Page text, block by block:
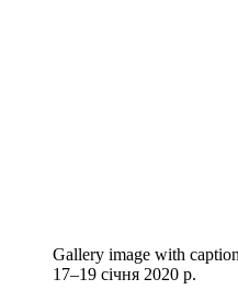
Gallery image with
17–19 січня 2020 р.